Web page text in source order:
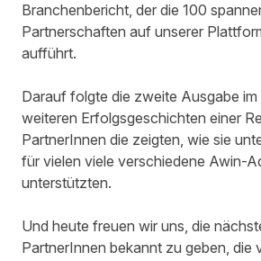
Branchenbericht, der die 100
Partnerschaften auf unserer
aufführt.
Darauf folgte die zweite Ausgabe
weiteren Erfolgsgeschichten einer
PartnerInnen die zeigten, wie sie
für vielen viele verschiedene Awin-
unterstützten.
Und heute freuen wir uns, die
PartnerInnen bekannt zu geben, die